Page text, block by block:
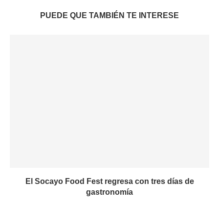
PUEDE QUE TAMBIÉN TE INTERESE
El Socayo Food Fest regresa con tres días de
gastronomía